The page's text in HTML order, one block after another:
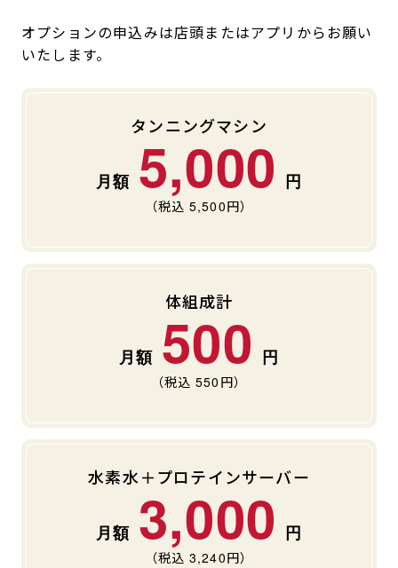
オプションの申込みは店頭またはアプリからお願い
いたします。
タンニングマシン
5,000
（税込 5,500円）
体組成計
500
（税込 550 円）
水素水＋プロテインサーバー
3,000
（税込 3,240円）